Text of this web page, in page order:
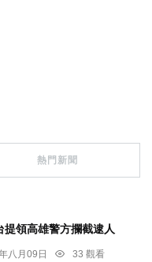
熱門新聞
提領高雄警方攔截逮人
八月09日
33 觀看